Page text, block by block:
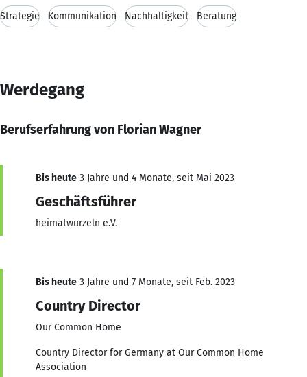
Strategie Kommunikation Nachhaltigkeit Beratung
Werdegang
Berufserfahrung von Florian Wagner
Bis heute 3 Jahre und 4 Monate, seit Mai 2023
Geschäftsführer
heimatwurzeln e.V.
Bis heute 3 Jahre und 7 Monate, seit Feb. 2023
Country Director
Our Common Home
Country Director for Germany at Our Common Home
Association